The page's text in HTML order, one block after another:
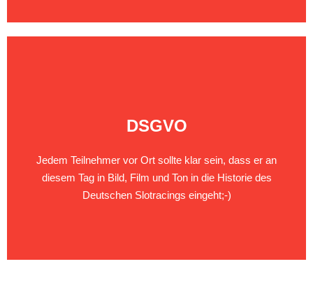
DSGVO
Jedem Teilnehmer vor Ort sollte klar sein, dass er an
diesem Tag in Bild, Film und Ton in die Historie des
Deutschen Slotracings eingeht;-)